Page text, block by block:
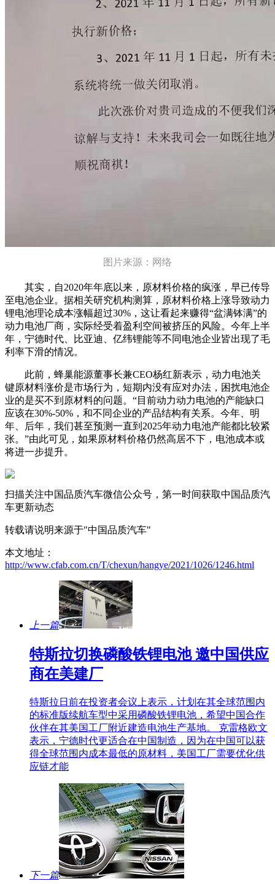
图片来源：网络
其实，自2020年年底以来，原材料价格的疯涨，早已传导
至电池企业。据相关研究机构测算，原材料价格上涨导致动力
锂电池理论成本涨幅超过30%，这让看起来赚得“盆满钵满”的
动力电池厂商，实际经受着盈利空间被挤压的风险。今年上半
年，宁德时代、比亚迪、亿纬锂能等不同电池企业皆出现了毛
利率下滑的情况。
此前，蜂巢能源董事长兼CEO杨红新表示，动力电池关
键原材料涨价是市场行为，短期内没有应对办法，困扰电池企
业的是买不到原材料的问题。“目前动力动力电池的产能缺口
应该在30%-50%，和不同企业的产品结构有关系。今年、明
年、后年，我们甚至预测一直到2025年动力电池产能都比较紧
张。”由此可见，如果原材料价格仍然高居不下，电池成本或
将进一步提升。
扫描关注中国品质汽车微信公众号，第一时间获取中国品质汽
车更新动态
转载请说明来源于"中国品质汽车"
本文地址：
http://www.cfab.com.cn/T/chexun/hangye/2021/1026/1246.html
上一篇
特斯拉切换磷酸铁锂电池 邀中国供应
商在美建厂
特斯拉日前在投资者会议上表示，计划在其全球范围内
的标准版续航车型中采用磷酸铁锂电池，希望中国合作
伙伴在其美国工厂附近建造电池生产基地。 克雷格欧文
表示，宁德时代更适合在中国制造，因为在中国可以获
得全球范围内成本最低的原材料，美国工厂需要优化供
应链才能
下一篇